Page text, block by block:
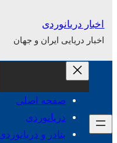
اخبار دریانوردی
اخبار دریایی ایران و جهان
صفحه اصلی
دریانوردی
بنادر و